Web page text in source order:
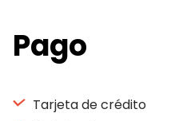
Pago
Tarjeta de crédito